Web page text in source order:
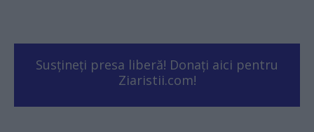
Susțineți presa liberă! Donați aici pentru
Ziaristii.com!